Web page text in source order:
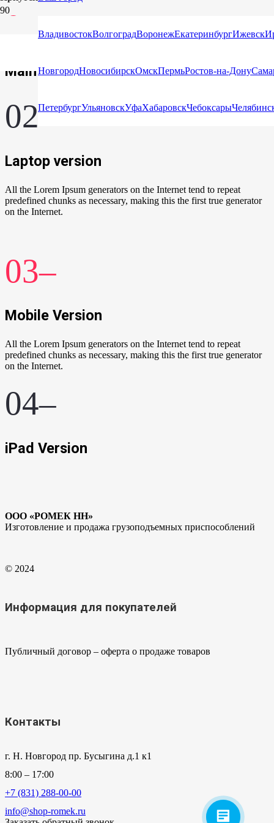
ВладивостокВолгоградВоронежЕкатеринбургИжевск
НовгородНовосибирскОмскПермьРостов-на-Дону
ПетербургУльяновскУфаХабаровскЧебоксары
01–
Main Page
02–
Laptop version
All the Lorem Ipsum generators on the Internet tend to repeat
predefined chunks as necessary, making this the first true generator
on the Internet.
03–
Mobile Version
All the Lorem Ipsum generators on the Internet tend to repeat
predefined chunks as necessary, making this the first true generator
on the Internet.
04–
iPad Version
ООО «РОМЕК НН»
Изготовление и продажа грузоподъемных приспособлений
© 2024
Информация для покупателей
Публичный договор – оферта о продаже товаров
Контакты
г. Н. Новгород пр. Бусыгина д.1 к1
8:00 – 17:00
+7 (831) 288-00-00
info@shop-romek.ru